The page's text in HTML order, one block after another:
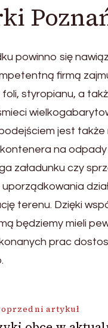
powinno się
firmą
styropianu, a
jest także
na odpady
załadunku czy
terenu. Dzięki
będziemy mieli
prac
artykuł